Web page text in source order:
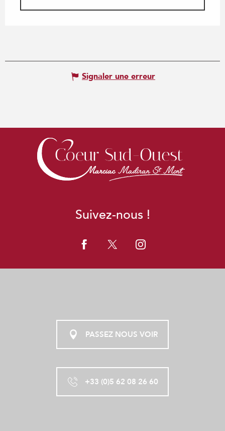
Signaler une erreur
Suivez-nous !
PASSEZ NOUS VOIR
+33 (0)5 62 08 26 60